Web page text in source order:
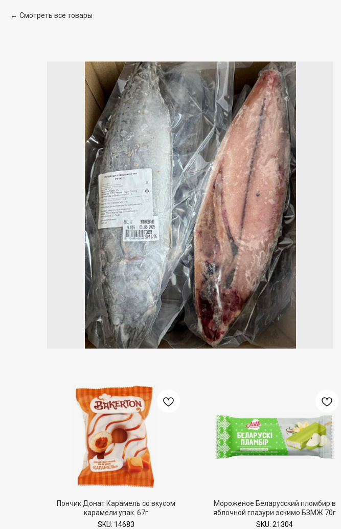
Смотреть все товары
Пончик Донат Карамель со вкусом
карамели упак. 67г
SKU: 14683
Мороженое Беларусский пломбир в
яблочной глазури эскимо БЗМЖ 70г
SKU: 21304